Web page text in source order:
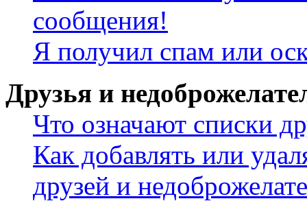
сообщения!
Я получил спам или
Друзья и
Что означают списки
Как добавлять или
друзей и